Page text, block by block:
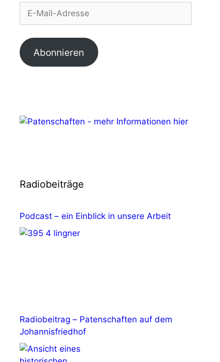
Mail-
Adresse
Abonnieren
Radiobeiträge
Podcast – ein Einblick in unsere Arbeit
Radiobeitrag – Patenschaften auf dem
Johannisfriedhof